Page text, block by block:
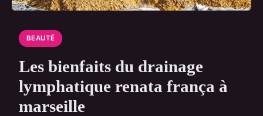
BEAUTÉ
Les bienfaits du drainage
lymphatique renata frança à
marseille